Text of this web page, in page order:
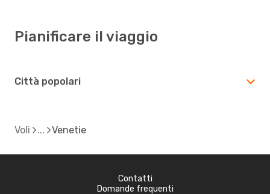
Pianificare il viaggio
Città popolari
Voli Venetie
Contatti
Domande frequenti